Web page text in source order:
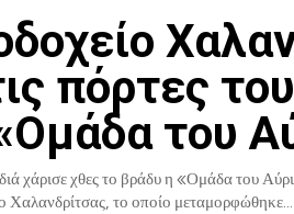
πόρτες
του
χάρισε χθες το βράδυ η «Ομάδα του
Χαλανδρίτσας, το οποίο μεταμορφώθηκε...